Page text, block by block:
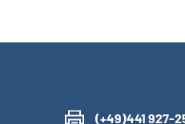
(+49)441 927-